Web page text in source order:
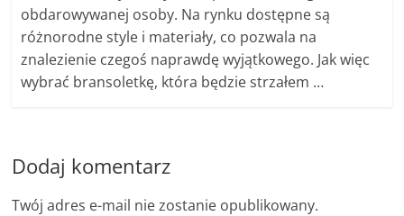
obdarowywanej osoby. Na rynku dostępne są
różnorodne style i materiały, co pozwala na
znalezienie czegoś naprawdę wyjątkowego. Jak więc
wybrać bransoletkę, która będzie strzałem …
Dodaj komentarz
Twój adres e-mail nie zostanie opublikowany.